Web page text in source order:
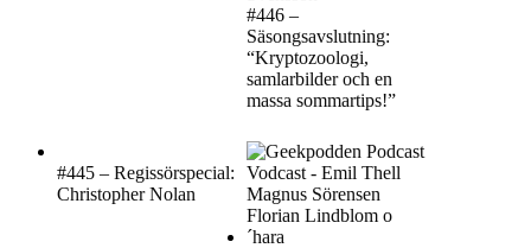
#446 –
Säsongsavslutning:
“Kryptozoologi,
samlarbilder och en
massa sommartips!”
#445 – Regissörspecial:
Christopher Nolan